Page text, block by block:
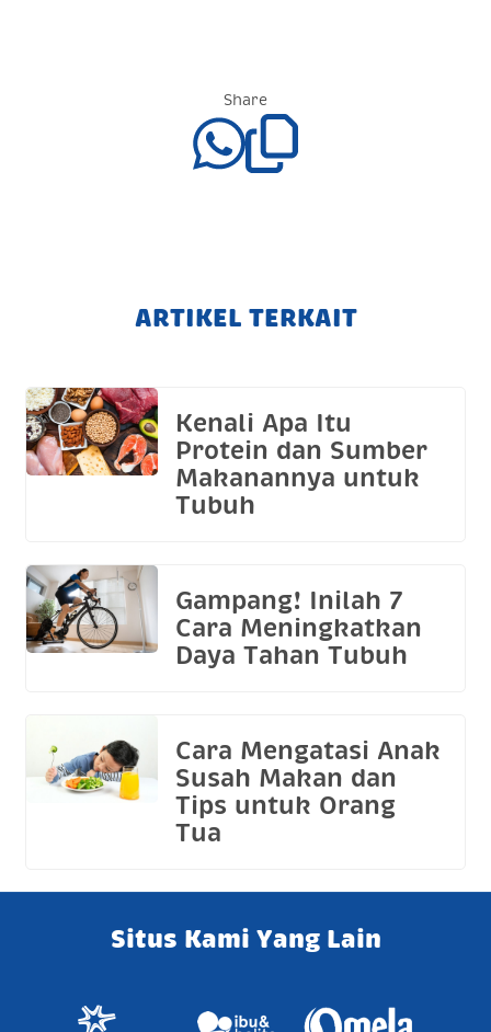
Share
ARTIKEL TERKAIT
Kenali Apa Itu
Protein dan Sumber
Makanannya untuk
Tubuh
Gampang! Inilah 7
Cara Meningkatkan
Daya Tahan Tubuh
Cara Mengatasi Anak
Susah Makan dan
Tips untuk Orang
Tua
Situs Kami Yang Lain